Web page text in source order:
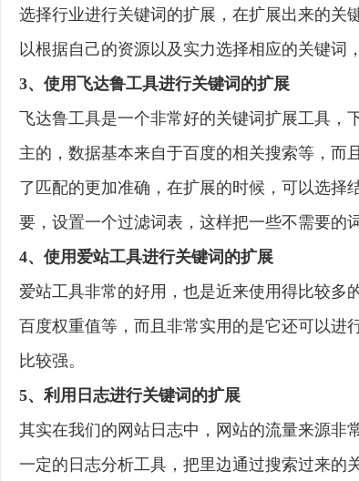
选择行业进行关键词的扩展，在扩展出来的关
以根据自己的资源以及实力选择相应的关键词
3、使用飞达鲁工具进行关键词的扩展
飞达鲁工具是一个非常好的关键词扩展工具
主的，数据基本来自于百度的相关搜索等，而
了匹配的更加准确，在扩展的时候，可以选择
要，设置一个过滤词表，这样把一些不需要的
4、使用爱站工具进行关键词的扩展
爱站工具非常的好用，也是近来使用得比较多
百度权重值等，而且非常实用的是它还可以进
比较强。
5、利用日志进行关键词的扩展
其实在我们的网站日志中，网站的流量来源非
一定的日志分析工具，把里边通过搜索过来的